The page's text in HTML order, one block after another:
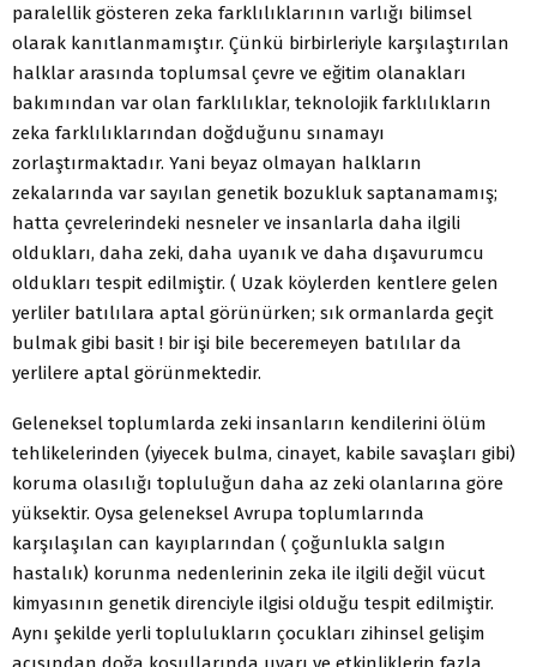
paralellik gösteren zeka farklılıklarının varlığı bilimsel
olarak kanıtlanmamıştır. Çünkü birbirleriyle karşılaştırılan
halklar arasında toplumsal çevre ve eğitim olanakları
bakımından var olan farklılıklar, teknolojik farklılıkların
zeka farklılıklarından doğduğunu sınamayı
zorlaştırmaktadır. Yani beyaz olmayan halkların
zekalarında var sayılan genetik bozukluk saptanamamış;
hatta çevrelerindeki nesneler ve insanlarla daha ilgili
oldukları, daha zeki, daha uyanık ve daha dışavurumcu
oldukları tespit edilmiştir. ( Uzak köylerden kentlere gelen
yerliler batılılara aptal görünürken; sık ormanlarda geçit
bulmak gibi basit ! bir işi bile beceremeyen batılılar da
yerlilere aptal görünmektedir.
Geleneksel toplumlarda zeki insanların kendilerini ölüm
tehlikelerinden (yiyecek bulma, cinayet, kabile savaşları gibi)
koruma olasılığı topluluğun daha az zeki olanlarına göre
yüksektir. Oysa geleneksel Avrupa toplumlarında
karşılaşılan can kayıplarından ( çoğunlukla salgın
hastalık) korunma nedenlerinin zeka ile ilgili değil vücut
kimyasının genetik direnciyle ilgisi olduğu tespit edilmiştir.
Aynı şekilde yerli toplulukların çocukları zihinsel gelişim